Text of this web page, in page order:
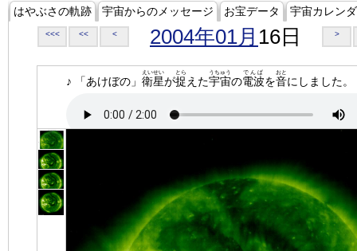
はやぶさの軌跡 宇宙からのメッセージ お宝データ 宇宙カレン
<<< << < 2004年01月 16日 >
♪ 「あけぼの」 衛星
えいせい
が捉
とら
えた宇宙
うちゅう
の電波
でんぱ
を音
おと
にしました。